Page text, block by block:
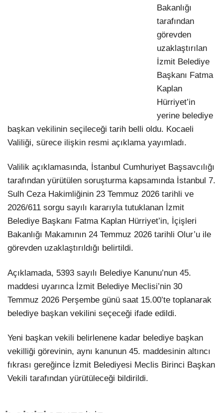
Bakanlığı
tarafından
görevden
uzaklaştırılan
İzmit Belediye
Başkanı Fatma
Kaplan
Hürriyet’in
yerine belediye
başkan vekilinin seçileceği tarih belli oldu. Kocaeli
Valiliği, sürece ilişkin resmi açıklama yayımladı.
Valilik açıklamasında, İstanbul Cumhuriyet Başsavcılığı
tarafından yürütülen soruşturma kapsamında İstanbul 7.
Sulh Ceza Hakimliğinin 23 Temmuz 2026 tarihli ve
2026/611 sorgu sayılı kararıyla tutuklanan İzmit
Belediye Başkanı Fatma Kaplan Hürriyet’in, İçişleri
Bakanlığı Makamının 24 Temmuz 2026 tarihli Olur’u ile
görevden uzaklaştırıldığı belirtildi.
Açıklamada, 5393 sayılı Belediye Kanunu’nun 45.
maddesi uyarınca İzmit Belediye Meclisi’nin 30
Temmuz 2026 Perşembe günü saat 15.00’te toplanarak
belediye başkan vekilini seçeceği ifade edildi.
Yeni başkan vekili belirlenene kadar belediye başkan
vekilliği görevinin, aynı kanunun 45. maddesinin altıncı
fıkrası gereğince İzmit Belediyesi Meclis Birinci Başkan
Vekili tarafından yürütüleceği bildirildi.